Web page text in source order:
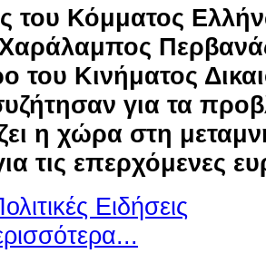
του Κόμματος
του Κινήματος
για τα
η χώρα στη
τις επερχόμενες
Ειδήσεις